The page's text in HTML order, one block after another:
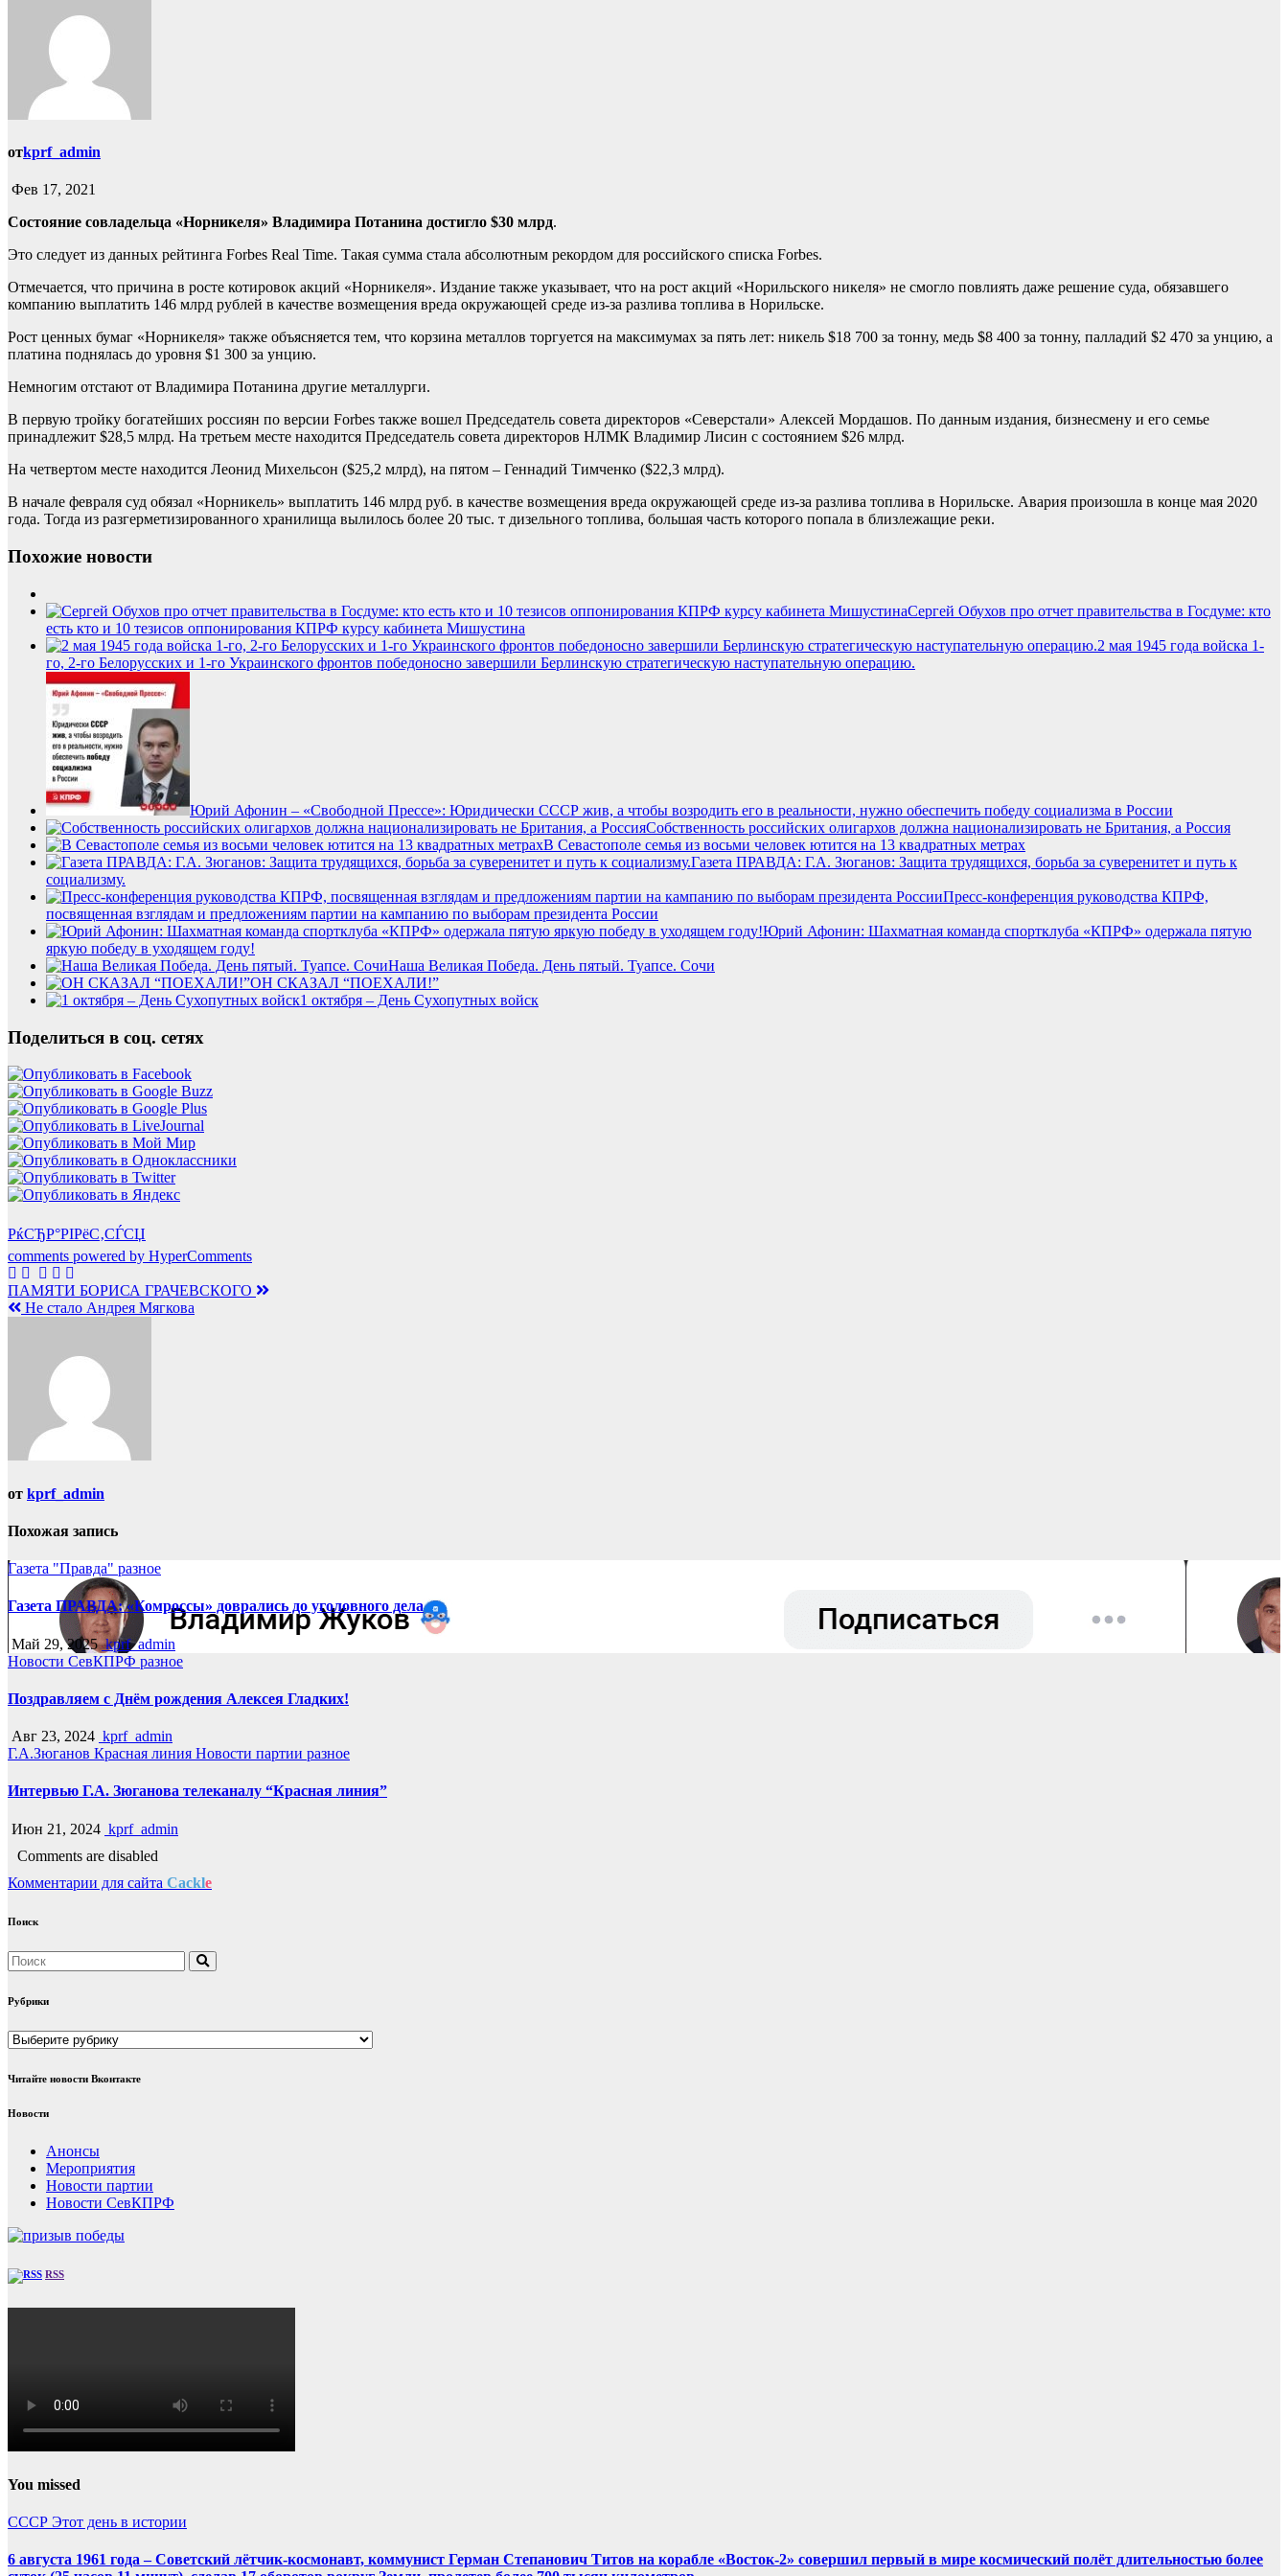
отkprf_admin
Фев 17, 2021
Состояние совладельца «Норникеля» Владимира Потанина достигло $30 млрд.
Это следует из данных рейтинга Forbes Real Time. Такая сумма стала абсолютным рекордом для российского списка Forbes.
Отмечается, что причина в росте котировок акций «Норникеля». Издание также указывает, что на рост акций «Норильского никеля» не смогло повлиять даже решение суда, обязавшего
компанию выплатить 146 млрд рублей в качестве возмещения вреда окружающей среде из-за разлива топлива в Норильске.
Рост ценных бумаг «Норникеля» также объясняется тем, что корзина металлов торгуется на максимумах за пять лет: никель $18 700 за тонну, медь $8 400 за тонну, палладий $2 470 за унцию, а
платина поднялась до уровня $1 300 за унцию.
Немногим отстают от Владимира Потанина другие металлурги.
В первую тройку богатейших россиян по версии Forbes также вошел Председатель совета директоров «Северстали» Алексей Мордашов. По данным издания, бизнесмену и его семье
принадлежит $28,5 млрд. На третьем месте находится Председатель совета директоров НЛМК Владимир Лисин с состоянием $26 млрд.
На четвертом месте находится Леонид Михельсон ($25,2 млрд), на пятом – Геннадий Тимченко ($22,3 млрд).
В начале февраля суд обязал «Норникель» выплатить 146 млрд руб. в качестве возмещения вреда окружающей среде из-за разлива топлива в Норильске. Авария произошла в конце мая 2020
года. Тогда из разгерметизированного хранилища вылилось более 20 тыс. т дизельного топлива, большая часть которого попала в близлежащие реки.
Похожие новости
Сергей Обухов про отчет правительства в Госдуме: кто
есть кто и 10 тезисов оппонирования КПРФ курсу кабинета Мишустина
2 мая 1945 года войска 1-
го, 2-го Белорусских и 1-го Украинского фронтов победоносно завершили Берлинскую стратегическую наступательную операцию.
Юрий Афонин – «Свободной Прессе»: Юридически СССР жив, а чтобы возродить его в реальности, нужно обеспечить победу социализма в России
Собственность российских олигархов должна национализировать не Британия, а Россия
В Севастополе семья из восьми человек ютится на 13 квадратных метрах
Газета ПРАВДА: Г.А. Зюганов: Защита трудящихся, борьба за суверенитет и путь к
социализму.
Пресс-конференция руководства КПРФ,
посвященная взглядам и предложениям партии на кампанию по выборам президента России
Юрий Афонин: Шахматная команда спортклуба «КПРФ» одержала пятую
яркую победу в уходящем году!
Наша Великая Победа. День пятый. Туапсе. Сочи
ОН СКАЗАЛ “ПОЕХАЛИ!”
1 октября – День Сухопутных войск
Поделиться в соц. сетях
РќСЂР°РІРёС‚СЃСЏ
comments powered by HyperComments
Навигация
по
ПАМЯТИ БОРИСА ГРАЧЕВСКОГО
Не стало Андрея Мягкова
от kprf_admin
Похожая запись
Газета "Правда" разное
Газета ПРАВДА: «Комроссы» доврались до уголовного дела
Май 29, 2025 kprf_admin
Новости СевКПРФ разное
Поздравляем с Днём рождения Алексея Гладких!
Авг 23, 2024 kprf_admin
Г.А.Зюганов Красная линия Новости партии разное
Интервью Г.А. Зюганова телеканалу “Красная линия”
Июн 21, 2024 kprf_admin
Comments are disabled
Комментарии для сайта Cackle
Поиск
Рубрики
Рубрики
Читайте новости Вконтакте
Новости
Анонсы
Мероприятия
Новости партии
Новости СевКПРФ
RSS
You missed
СССР Этот день в истории
6 августа 1961 года – Советский лётчик-космонавт, коммунист Герман Степанович Титов на корабле «Восток-2» совершил первый в мире космический полёт длительностью более